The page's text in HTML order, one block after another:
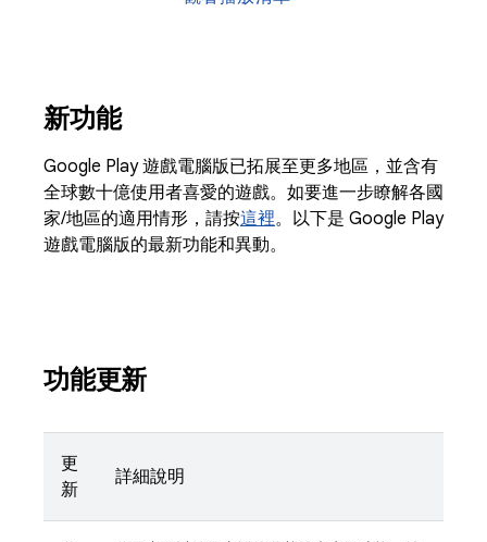
新功能
Google Play 遊戲電腦版已拓展至更多地區，並含有
全球數十億使用者喜愛的遊戲。如要進一步瞭解各國
家/地區的適用情形，請按這裡。以下是 Google Play
遊戲電腦版的最新功能和異動。
功能更新
更
新
詳細說明